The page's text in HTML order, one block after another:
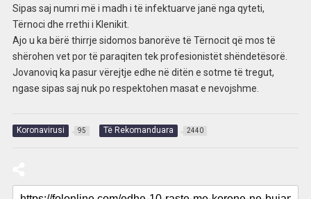
Sipas saj numri më i madh i të infektuarve janë nga qyteti,
Tërnoci dhe rrethi i Klenikit.
Ajo u ka bërë thirrje sidomos banorëve të Tërnocit që mos të
shërohen vet por të paraqiten tek profesionistët shëndetësorë.
Jovanoviq ka pasur vërejtje edhe në ditën e sotme të tregut,
ngase sipas saj nuk po respektohen masat e nevojshme.
Koronavirusi 95 Të Rekomanduara 2440